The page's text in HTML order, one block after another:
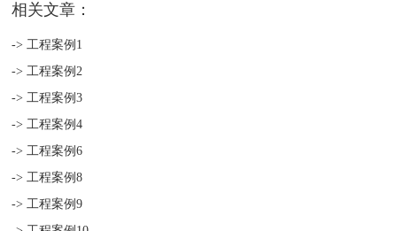
相关文章：
-> 工程案例1
-> 工程案例2
-> 工程案例3
-> 工程案例4
-> 工程案例6
-> 工程案例8
-> 工程案例9